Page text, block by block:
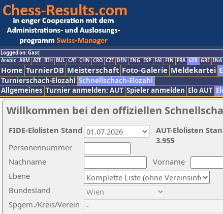
Logged on: Gast
Arabic ARM AZE BIH BUL CAT CHN CRO CZE DEN ENG ESP FAI FIN FRA GER GRE INA
Home TurnierDB Meisterschaft Foto-Galerie Meldekartei
Turnierschach-Elozahl Schnellschach-Elozahl
Allgemeines Turnier anmelden: AUT Spieler anmelden Elo AUT
Willkommen bei den offiziellen
Nachname
Vorname
Ebene
Personennummer
Bundesland
Spgem./Kreis/Verein
AUT-Elolisten
3.955
FIDE-Elolisten Stand